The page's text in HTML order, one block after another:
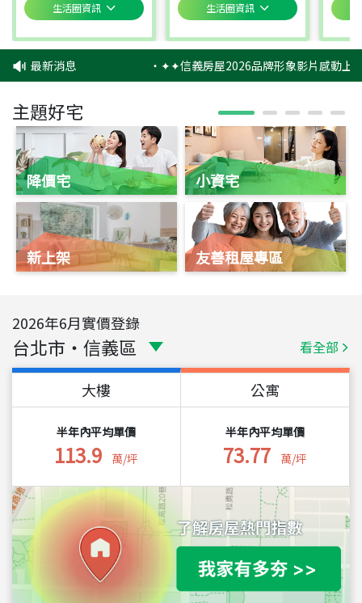
生活圈資訊 生活圈資訊
最新消息 ‧✦✦信義房屋2026品牌形象影片感動上
主題好宅
降價宅
新上架
小資宅
友善租屋專區
2026年6月實價登錄
台北市 ・ 信義區 看全部
大樓
半年內平均單價
113.9 萬/坪
公寓
半年內平均單價
73.77 萬/坪